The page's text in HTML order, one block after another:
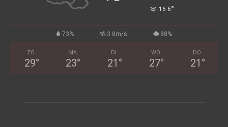
16.6°
73% 3.8m/s 88%
ZO
29°
MA
23°
DI
21 °
WO
27°
DO
21 °